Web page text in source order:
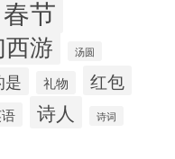
春节
游 汤圆
是 礼物 红包
诗人 诗词